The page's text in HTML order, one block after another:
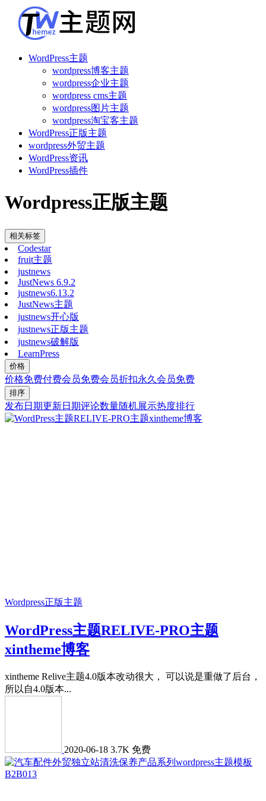
WordPress主题
wordpress博客主题
wordpress企业主题
wordpress cms主题
wordpress图片主题
wordpress淘宝客主题
WordPress正版主题
wordpress外贸主题
WordPress资讯
WordPress插件
Wordpress正版主题
相关标签
Codestar
fruit主题
justnews
JustNews 6.9.2
justnews6.13.2
JustNews主题
justnews开心版
justnews正版主题
justnews破解版
LearnPress
价格
价格免费付费会员免费会员折扣永久会员免费
排序
发布日期更新日期评论数量随机展示热度排行
Wordpress正版主题
WordPress主题RELIVE-PRO主题
xintheme博客
xintheme Relive主题4.0版本改动很大， 可以说是重做了后台，
所以自4.0版本...
2020-06-18 3.7K 免费